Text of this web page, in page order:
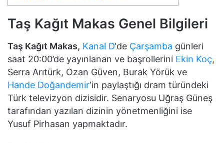
Taş Kağıt Makas Genel Bilgileri
Taş Kağıt Makas, Kanal D‘de Çarşamba günleri
saat 20:00’de yayınlanan ve başrollerini Ekin Koç,
Serra Arıtürk, Ozan Güven, Burak Yörük ve
Hande Doğandemir‘in paylaştığı dram türündeki
Türk televizyon dizisidir. Senaryosu Uğraş Güneş
tarafından yazılan dizinin yönetmenliğini ise
Yusuf Pirhasan yapmaktadır.